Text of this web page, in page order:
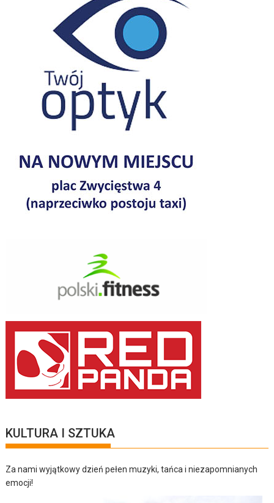
KULTURA I SZTUKA
Za nami wyjątkowy dzień pełen muzyki, tańca i niezapomnianych
emocji!